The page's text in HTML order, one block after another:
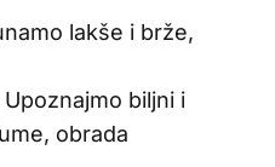
lakše i brže,
biljni i
obrada